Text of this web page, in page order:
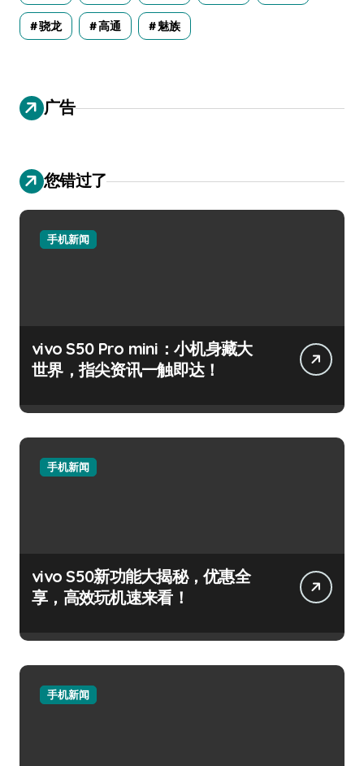
骁龙 高通 魅族
广告
您错过了
手机新闻
vivo S50 Pro mini：小机身藏大
世界，指尖资讯一触即达！
手机新闻
vivo S50新功能大揭秘，优惠全
享，高效玩机速来看！
手机新闻